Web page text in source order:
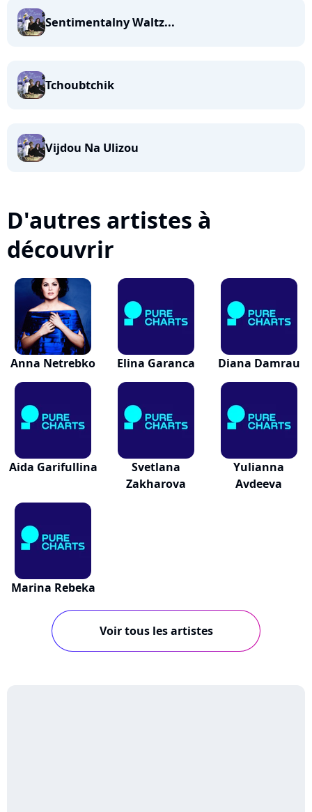
Sentimentalny Waltz...
Tchoubtchik
Vijdou Na Ulizou
D'autres artistes à
découvrir
Anna Netrebko Elina Garanca Diana Damrau
Aida Garifullina
Svetlana
Zakharova
Yulianna
Avdeeva
Marina Rebeka
Voir tous les artistes